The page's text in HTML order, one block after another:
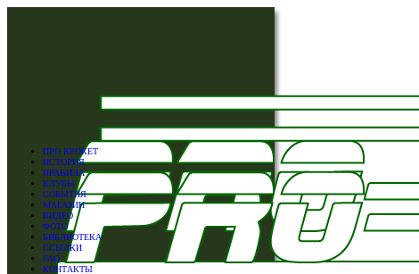
ПРО КРОКЕТ
ИСТОРИЯ
ПРАВИЛА
КЛУБЫ
СОБЫТИЯ
МАГАЗИН
ВИДЕО
ФОТО
БИБЛИОТЕКА
ССЫЛКИ
FAQ
КОНТАКТЫ